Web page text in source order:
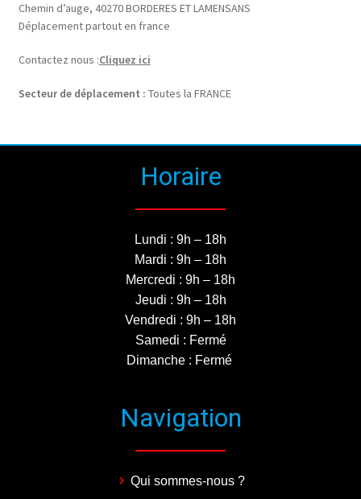
Chemin d’auge, 40270 BORDERES ET LAMENSANS
Déplacement partout en france
Contactez nous :Cliquez ici
Secteur de déplacement : Toutes la FRANCE
Horaire
Lundi : 9h – 18h
Mardi : 9h – 18h
Mercredi : 9h – 18h
Jeudi : 9h – 18h
Vendredi : 9h – 18h
Samedi : Fermé
Dimanche : Fermé
Navigation
Qui sommes-nous ?